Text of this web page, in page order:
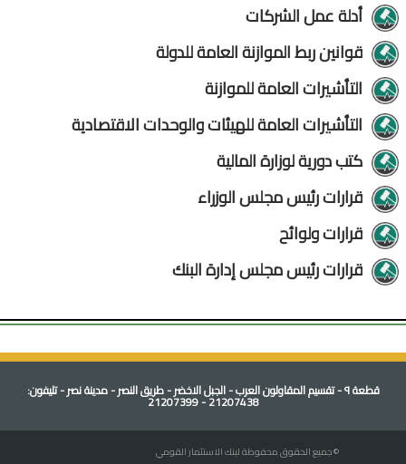
أدلة عمل الشركات
قوانين ربط الموازنة العامة للدولة
التأشيرات العامة للموازنة
التأشيرات العامة للهيئات والوحدات الاقتصادية
كتب دورية لوزارة المالية
قرارات رئيس مجلس الوزراء
قرارات ولوائح
قرارات رئيس مجلس إدارة البنك
قطعة ٩ - تقسيم المقاولون العرب - الجبل الاخضر - طريق النصر - مدينة نصر - تليفون:
21207438 - 21207399
© جميع الحقوق محفوظة لبنك الاستثمار القومي